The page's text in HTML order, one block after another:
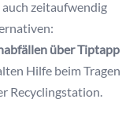
zeitaufwendig
über Tiptapp
Hilfe beim Tragen
Recyclingstation.